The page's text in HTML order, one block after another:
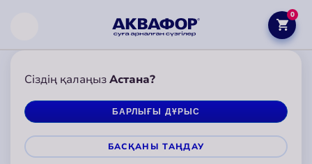
Сіздің қалаңызАстана?
БАРЛЫҒЫ ДҰРЫС
БАСҚАНЫ ТАҢДАУ
0